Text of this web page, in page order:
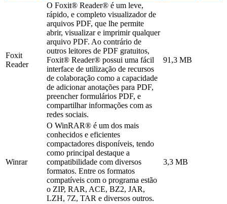
Foxit
Reader
O Foxit® Reader® é um leve,
rápido, e completo visualizador de
arquivos PDF, que lhe permite
abrir, visualizar e imprimir qualquer
arquivo PDF. Ao contrário de
outros leitores de PDF gratuitos,
Foxit® Reader® possui uma fácil
interface de utilização de recursos
de colaboração como a capacidade
de adicionar anotações para PDF,
preencher formulários PDF, e
compartilhar informações com as
redes sociais.
91,3 MB
Winrar
O WinRAR® é um dos mais
conhecidos e eficientes
compactadores disponíveis, tendo
como principal destaque a
compatibilidade com diversos
formatos. Entre os formatos
compatíveis com o programa estão
o ZIP, RAR, ACE, BZ2, JAR,
LZH, 7Z, TAR e diversos outros.
3,3 MB